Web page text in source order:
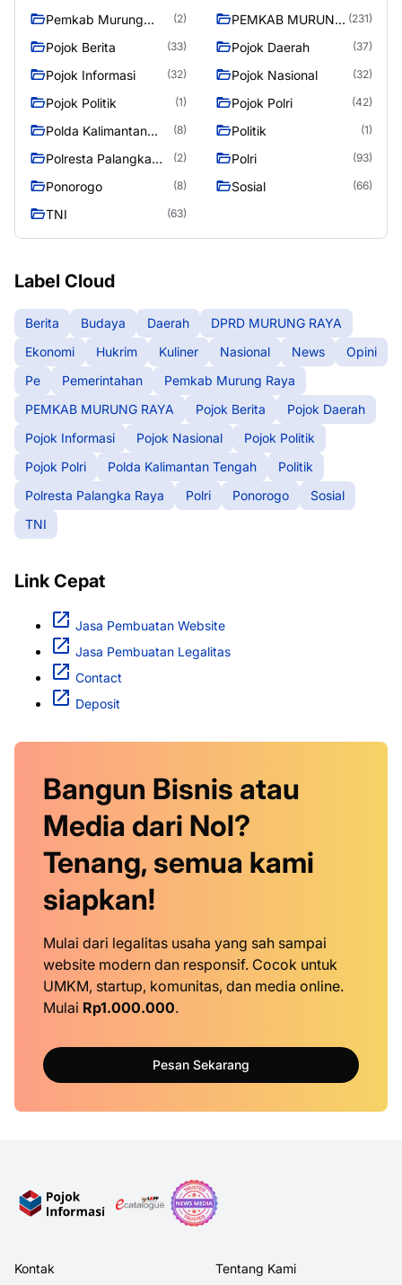
Pemkab Murung
(2)
PEMKAB MURUNG (231)
Pojok Berita (33) Pojok Daerah (37)
Pojok Informasi (32) Pojok Nasional (32)
Pojok Politik (1) Pojok Polri (42)
Polda Kalimantan
(8) Politik (1)
Polresta Palangka
(2) Polri (93)
Ponorogo (8) Sosial (66)
TNI (63)
Label Cloud
Berita Budaya Daerah
DPRD MURUNG RAYA
Ekonomi
Hukrim Kuliner Nasional News
Opini
Pe
Pemerintahan
Pemkab Murung Raya
PEMKAB MURUNG RAYA
Pojok Berita
Pojok Daerah
Pojok Informasi
Pojok Nasional
Pojok Politik
Pojok Polri
Polda Kalimantan Tengah
Politik
Polresta Palangka Raya
Polri Ponorogo
Sosial
TNI
Link Cepat
Jasa Pembuatan Website
Jasa Pembuatan Legalitas
Contact
Deposit
Bangun Bisnis atau
Media dari Nol?
Tenang, semua kami
siapkan!
Mulai dari legalitas usaha yang sah sampai
website modern dan responsif. Cocok untuk
UMKM, startup, komunitas, dan media online.
Mulai Rp1.000.000.
Pesan Sekarang
Kontak Tentang Kami